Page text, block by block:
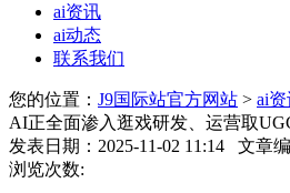
ai资讯
ai动态
联系我们
您的位置： J9国际站官方网站 > ai
AI正全面渗入逛戏研发、运营取
发表日期：2025-11-02 11:14 文章
浏览次数: